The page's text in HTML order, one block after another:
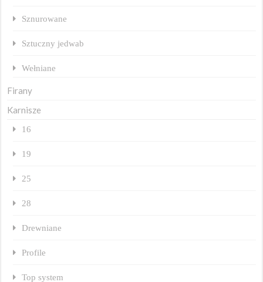
Sznurowane
Sztuczny jedwab
Wełniane
Firany
Karnisze
16
19
25
28
Drewniane
Profile
Top system